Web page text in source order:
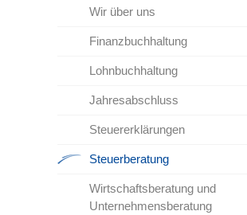
Wir über uns
Finanzbuchhaltung
Lohnbuchhaltung
Jahresabschluss
Steuererklärungen
Steuerberatung
Wirtschaftsberatung und
Unternehmensberatung